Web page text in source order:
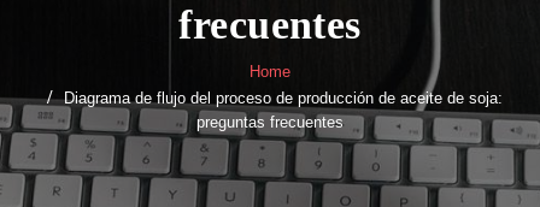
frecuentes
Home
Diagrama de flujo del proceso de producción de aceite de soja:
preguntas frecuentes